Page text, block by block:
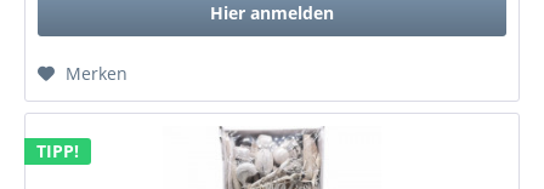
Hier anmelden
Merken
TIPP!